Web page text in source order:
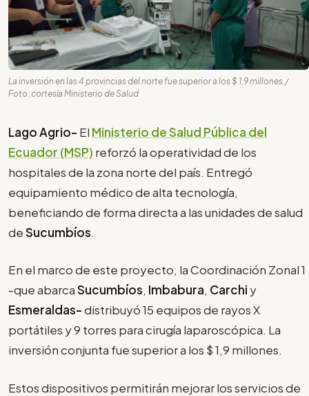
La inversión en las 4 provincias del norte fue superior a los $ 1,9 millones./
Foto: cortesía Ministerio de Salud
Lago Agrio- El Ministerio de Salud Pública del
Ecuador (MSP) reforzó la operatividad de los
hospitales de la zona norte del país. Entregó
equipamiento médico de alta tecnología,
beneficiando de forma directa a las unidades de salud
deSucumbíos.
En el marco de este proyecto, la Coordinación Zonal 1
-que abarcaSucumbíos, Imbabura, Carchi y
Esmeraldas-distribuyó 15 equipos de rayos X
portátiles y 9 torres para cirugía laparoscópica. La
inversión conjunta fue superior a los $ 1,9 millones.
Estos dispositivos permitirán mejorar los servicios de